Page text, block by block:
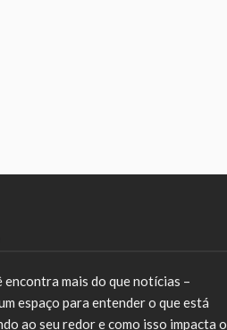
encontra mais do que notícias –
espaço para entender o que está
ao seu redor e como isso impacta o